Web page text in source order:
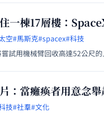
一棟17層樓：
空#馬斯克#spacex#科技
試用機械臂回收高達52公尺
：當癱瘓者用意念
技#社羣#文化